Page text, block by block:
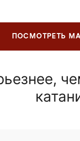
ПОСМОТРЕТЬ